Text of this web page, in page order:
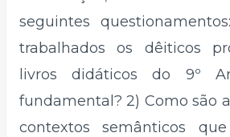
seguintes
trabalhados os dêiticos
livros didáticos do 9º
fundamental? 2) Como são
contextos semânticos